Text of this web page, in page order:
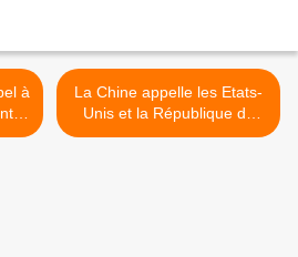
La Chine appelle les Etats-
Unis et la République de
Corée à cesser